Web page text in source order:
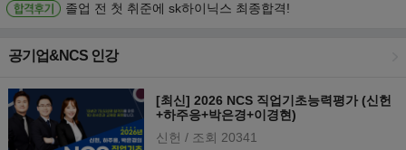
졸업 전 첫 취준에 sk하이닉스 최종합격!
공기업&NCS 인강
[최신] 2026 NCS 직업기초능력평가 (신헌
+하주응+박은경+이경현)
신헌 / 조회 20341